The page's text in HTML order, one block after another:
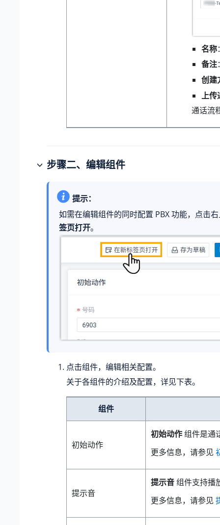
名称
备注
创建
上传
通话流
步骤二、编辑组件
提示：
如需在编辑组件的同时配置 PBX 功能，点击
签页打开。
点击组件，编辑相关配置。
关于各组件的介绍及配置，详见下表。
组件
初始动作
初始动作组件是通
更多信息，请参见
提示音
提示音组件支持播
更多信息，请参见